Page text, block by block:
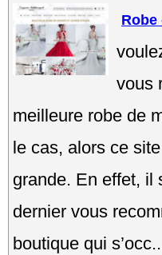
Robe
vous
meilleure robe de
le cas, alors ce
grande. En effet, il
dernier vous
boutique qui